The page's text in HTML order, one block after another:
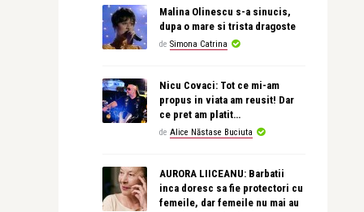
Malina Olinescu s-a sinucis,
dupa o mare si trista dragoste
de Simona Catrina
Nicu Covaci: Tot ce mi-am
propus in viata am reusit! Dar
ce pret am platit…
de Alice Năstase Buciuta
AURORA LIICEANU: Barbatii
inca doresc sa fie protectori cu
femeile, dar femeile nu mai au